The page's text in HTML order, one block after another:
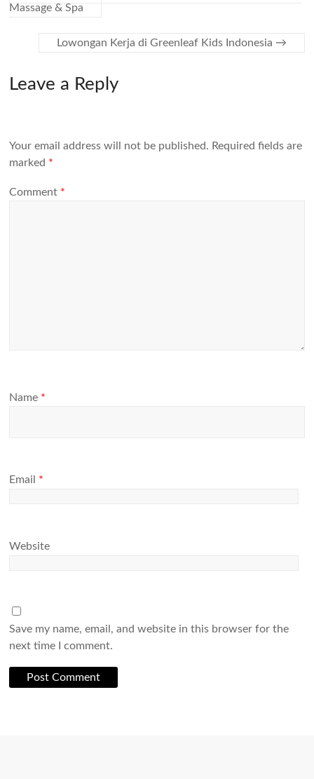
Massage & Spa
Lowongan Kerja di Greenleaf Kids Indonesia →
Leave a Reply
Your email address will not be published. Required fields are
marked *
Comment *
Name *
Email *
Website
Save my name, email, and website in this browser for the
next time I comment.